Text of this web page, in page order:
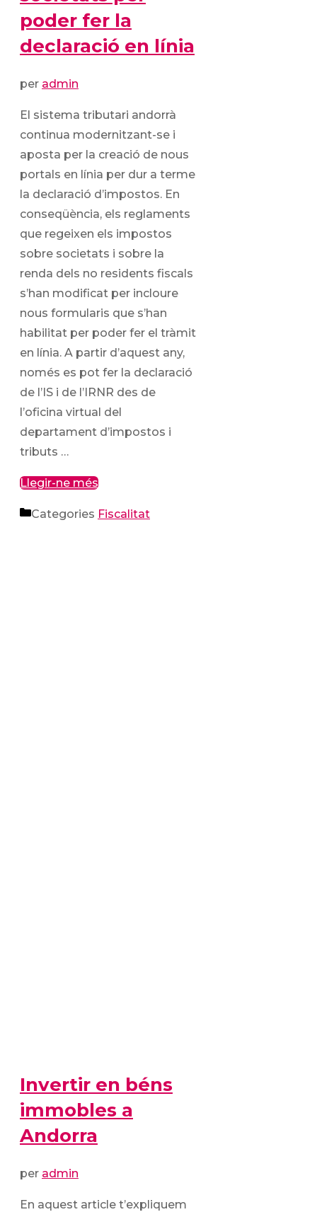
poder fer la
declaració en línia
per admin
El sistema tributari andorrà
continua modernitzant-se i
aposta per la creació de nous
portals en línia per dur a terme
la declaració d’impostos. En
conseqüència, els reglaments
que regeixen els impostos
sobre societats i sobre la
renda dels no residents fiscals
s’han modificat per incloure
nous formularis que s’han
habilitat per poder fer el tràmit
en línia. A partir d’aquest any,
només es pot fer la declaració
de l’IS i de l’IRNR des de
l’oficina virtual del
departament d’impostos i
tributs …
Llegir-ne més
Categories Fiscalitat
Invertir en béns
immobles a
Andorra
per admin
En aquest article t’expliquem